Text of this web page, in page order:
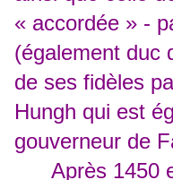
« accordée » -
(également duc
de ses fidèles
Hungh qui est
gouverneur de
Après 1450